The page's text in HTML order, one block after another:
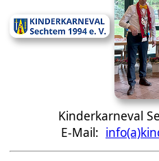
Kinderkarneval
E-Mail: